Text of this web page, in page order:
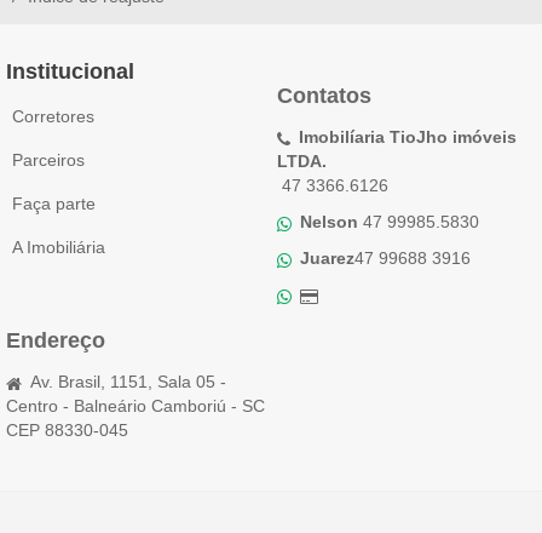
Institucional
Corretores
Parceiros
Faça parte
A Imobiliária
Contatos
Imobilíaria TioJho imóveis
LTDA.
47 3366.6126
Nelson 47 99985.5830
Juarez47 99688 3916
Endereço
Av. Brasil, 1151, Sala 05 -
Centro - Balneário Camboriú - SC
CEP 88330-045